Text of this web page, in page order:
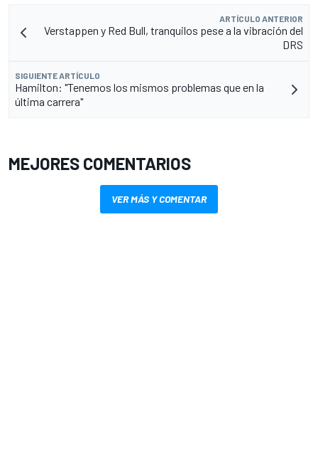
ARTÍCULO ANTERIOR
Verstappen y Red Bull, tranquilos pese a la vibración del
DRS
SIGUIENTE ARTÍCULO
Hamilton: "Tenemos los mismos problemas que en la
última carrera"
MEJORES COMENTARIOS
VER MÁS Y COMENTAR